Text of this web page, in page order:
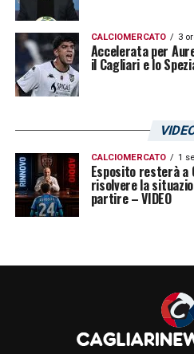
CALCIOMERCATO 3
Accelerata per
il Cagliari e lo
CALCIOMERCATO 1
Esposito resterà a
risolvere la
partire – VIDEO